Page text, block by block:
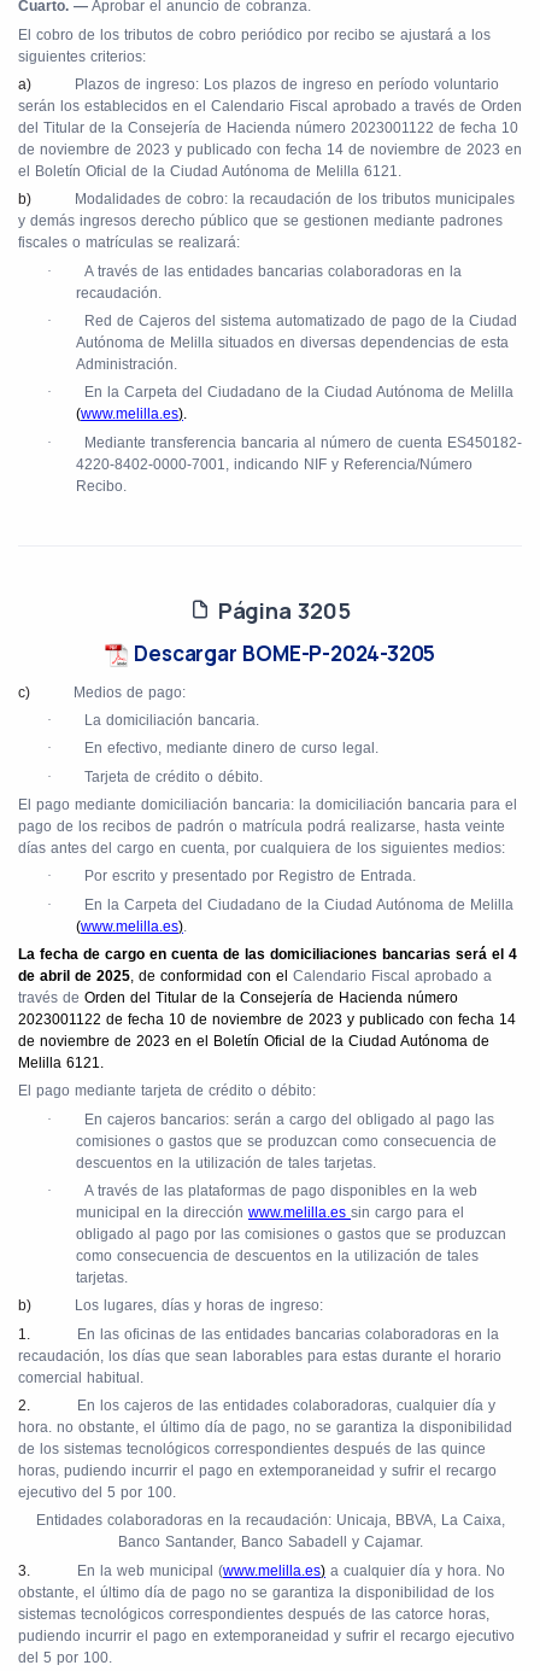
Cuarto. — Aprobar el anuncio de cobranza.
El cobro de los tributos de cobro periódico por recibo se ajustará a los
siguientes criterios:
a)
Plazos de ingreso: Los plazos de ingreso en período voluntario
serán los establecidos en el Calendario Fiscal aprobado a través de Orden
del Titular de la Consejería de Hacienda número 2023001122 de fecha 10
de noviembre de 2023 y publicado con fecha 14 de noviembre de 2023 en
el Boletín Oficial de la Ciudad Autónoma de Melilla 6121.
b)
Modalidades de cobro: la recaudación de los tributos municipales
y demás ingresos derecho público que se gestionen mediante padrones
fiscales o matrículas se realizará:
·
A través de las entidades bancarias colaboradoras en la
recaudación.
·
Red de Cajeros del sistema automatizado de pago de la Ciudad
Autónoma de Melilla situados en diversas dependencias de esta
Administración.
·
En la Carpeta del Ciudadano de la Ciudad Autónoma de Melilla
(www.melilla.es).
·
Mediante transferencia bancaria al número de cuenta ES450182-
4220-8402-0000-7001, indicando NIF y Referencia/Número
Recibo.
Página 3205
Descargar BOME-P-2024-3205
c)
Medios de pago:
·
La domiciliación bancaria.
·
En efectivo, mediante dinero de curso legal.
·
Tarjeta de crédito o débito.
El pago mediante domiciliación bancaria: la domiciliación bancaria para el
pago de los recibos de padrón o matrícula podrá realizarse, hasta veinte
días antes del cargo en cuenta, por cualquiera de los siguientes medios:
·
Por escrito y presentado por Registro de Entrada.
·
En la Carpeta del Ciudadano de la Ciudad Autónoma de Melilla
(www.melilla.es)
La fecha de cargo en cuenta de las domiciliaciones bancarias será el 4
de abril de 2025, de conformidad con el Calendario Fiscal aprobado a
través de Orden del Titular de la Consejería de Hacienda número
2023001122 de fecha 10 de noviembre de 2023 y publicado con fecha 14
de noviembre de 2023 en el Boletín Oficial de la Ciudad Autónoma de
Melilla 6121.
El pago mediante tarjeta de crédito o débito:
·
En cajeros bancarios: serán a cargo del obligado al pago las
comisiones o gastos que se produzcan como consecuencia de
descuentos en la utilización de tales tarjetas.
·
A través de las plataformas de pago disponibles en la web
municipal en la dirección www.melilla.es sin cargo para el
obligado al pago por las comisiones o gastos que se produzcan
como consecuencia de descuentos en la utilización de tales
tarjetas.
b)
Los lugares, días y horas de ingreso:
1.
En las oficinas de las entidades bancarias colaboradoras en la
recaudación, los días que sean laborables para estas durante el horario
comercial habitual.
2.
En los cajeros de las entidades colaboradoras, cualquier día y
hora. no obstante, el último día de pago, no se garantiza la disponibilidad
de los sistemas tecnológicos correspondientes después de las quince
horas, pudiendo incurrir el pago en extemporaneidad y sufrir el recargo
ejecutivo del 5 por 100.
Entidades colaboradoras en la recaudación: Unicaja, BBVA, La Caixa,
Banco Santander, Banco Sabadell y Cajamar.
3.
En la web municipal (www.melilla.es) a cualquier día y hora. No
obstante, el último día de pago no se garantiza la disponibilidad de los
sistemas tecnológicos correspondientes después de las catorce horas,
pudiendo incurrir el pago en extemporaneidad y sufrir el recargo ejecutivo
del 5 por 100.